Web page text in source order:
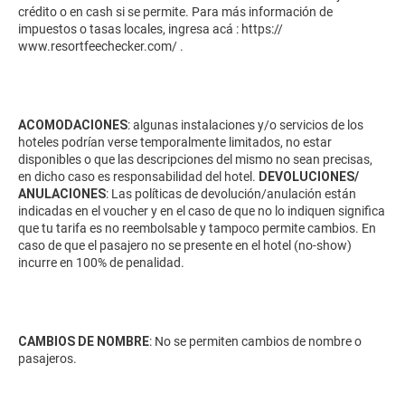
crédito o en cash si se permite. Para más información de
impuestos o tasas locales, ingresa acá : https://
www.resortfeechecker.com/ .
ACOMODACIONES: algunas instalaciones y/o servicios de los
hoteles podrían verse temporalmente limitados, no estar
disponibles o que las descripciones del mismo no sean precisas,
en dicho caso es responsabilidad del hotel. DEVOLUCIONES/
ANULACIONES: Las políticas de devolución/anulación están
indicadas en el voucher y en el caso de que no lo indiquen significa
que tu tarifa es no reembolsable y tampoco permite cambios. En
caso de que el pasajero no se presente en el hotel (no-show)
incurre en 100% de penalidad.
CAMBIOS DE NOMBRE: No se permiten cambios de nombre o
pasajeros.